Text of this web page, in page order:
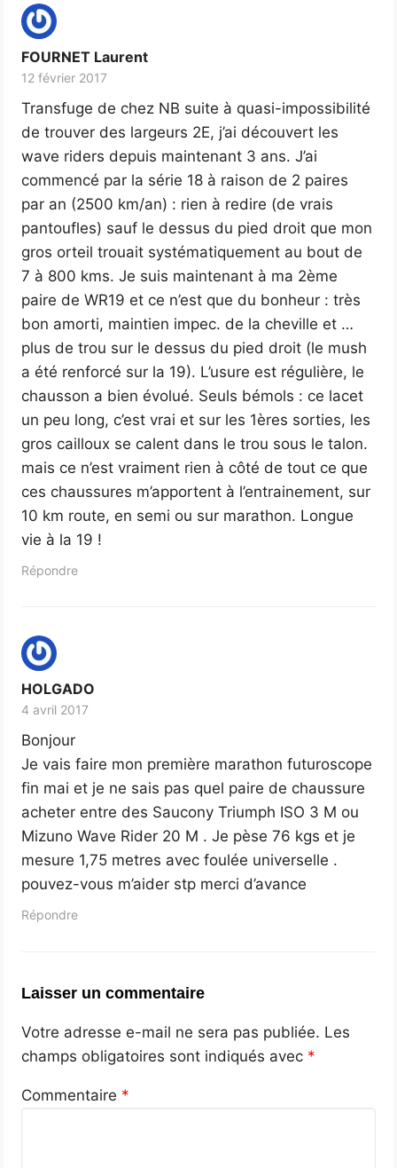
FOURNET Laurent
12 février 2017
Transfuge de chez NB suite à quasi-impossibilité
de trouver des largeurs 2E, j’ai découvert les
wave riders depuis maintenant 3 ans. J’ai
commencé par la série 18 à raison de 2 paires
par an (2500 km/an) : rien à redire (de vrais
pantoufles) sauf le dessus du pied droit que mon
gros orteil trouait systématiquement au bout de
7 à 800 kms. Je suis maintenant à ma 2ème
paire de WR19 et ce n’est que du bonheur : très
bon amorti, maintien impec. de la cheville et …
plus de trou sur le dessus du pied droit (le mush
a été renforcé sur la 19). L’usure est régulière, le
chausson a bien évolué. Seuls bémols : ce lacet
un peu long, c’est vrai et sur les 1ères sorties, les
gros cailloux se calent dans le trou sous le talon.
mais ce n’est vraiment rien à côté de tout ce que
ces chaussures m’apportent à l’entrainement, sur
10 km route, en semi ou sur marathon. Longue
vie à la 19 !
Répondre
HOLGADO
4 avril 2017
Bonjour
Je vais faire mon première marathon futuroscope
fin mai et je ne sais pas quel paire de chaussure
acheter entre des Saucony Triumph ISO 3 M ou
Mizuno Wave Rider 20 M . Je pèse 76 kgs et je
mesure 1,75 metres avec foulée universelle .
pouvez-vous m’aider stp merci d’avance
Répondre
Laisser un commentaire
Votre adresse e-mail ne sera pas publiée. Les
champs obligatoires sont indiqués avec *
Commentaire *